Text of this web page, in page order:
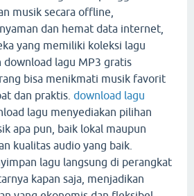
musik secara offline,
dan hemat data internet,
yang memiliki koleksi lagu
lagu MP3 gratis
bisa menikmati musik favorit
dan praktis. download lagu
lagu menyediakan pilihan
apa pun, baik lokal maupun
kualitas audio yang baik.
lagu langsung di perangkat
kapan saja, menjadikan